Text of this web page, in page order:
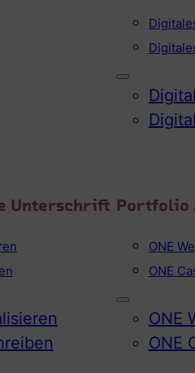
Unterschrift Portfolio
ONE
ONE
ONE
ONE